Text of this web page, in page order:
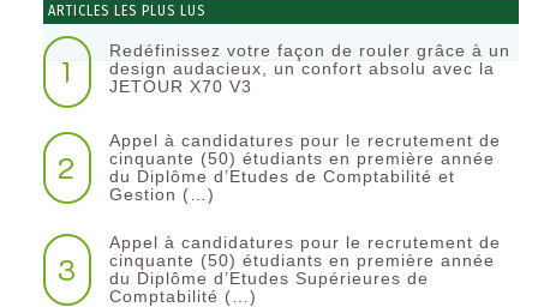
ARTICLES LES PLUS LUS
1
Redéfinissez votre façon de rouler grâce à un
design audacieux, un confort absolu avec la
JETOUR X70 V3
2
Appel à candidatures pour le recrutement de
cinquante (50) étudiants en première année
du Diplôme d’Etudes de Comptabilité et
Gestion (…)
3
Appel à candidatures pour le recrutement de
cinquante (50) étudiants en première année
du Diplôme d’Etudes Supérieures de
Comptabilité (…)